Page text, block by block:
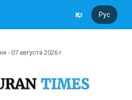
Қаз Рус
- 07 августа 2026 г